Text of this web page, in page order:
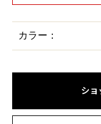
カラー：
ショ